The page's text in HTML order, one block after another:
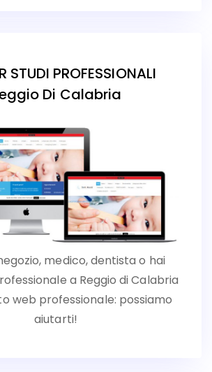
STUDI PROFESSIONALI
Di Calabria
medico, dentista o hai
a Reggio di Calabria
web professionale: possiamo
aiutarti!